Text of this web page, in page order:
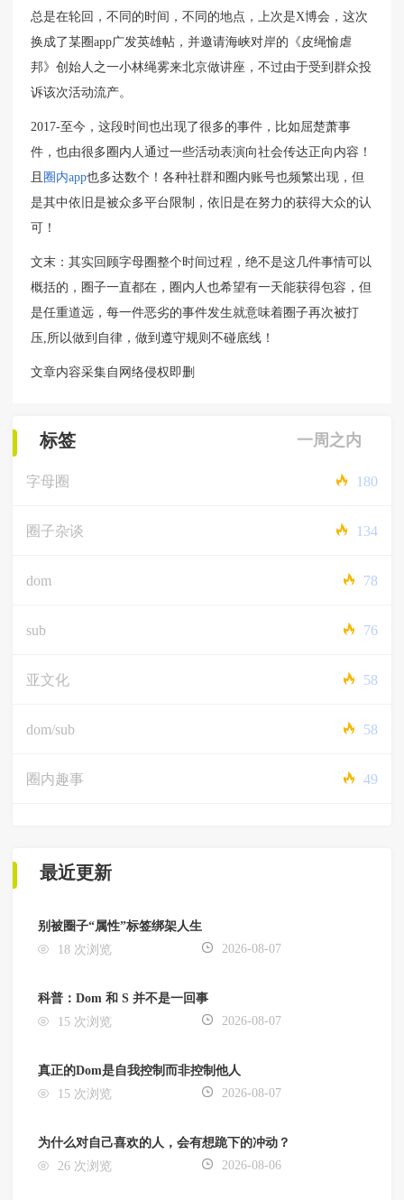
总是在轮回，不同的时间，不同的地点，上次是X博会，这次
换成了某圈app广发英雄帖，并邀请海峡对岸的《皮绳愉虐
邦》创始人之一小林绳雾来北京做讲座，不过由于受到群众投
诉该次活动流产。
2017-至今，这段时间也出现了很多的事件，比如屈楚萧事
件，也由很多圈内人通过一些活动表演向社会传达正向内容！
且 圈内app也多达数个！各种社群和圈内账号也频繁出现，但
是其中依旧是被众多平台限制，依旧是在努力的获得大众的认
可！
文末：其实回顾字母圈整个时间过程，绝不是这几件事情可以
概括的，圈子一直都在，圈内人也希望有一天能获得包容，但
是任重道远，每一件恶劣的事件发生就意味着圈子再次被打
压,所以做到自律，做到遵守规则不碰底线！
文章内容采集自网络侵权即删
标签 一周之内
字母圈 180
圈子杂谈 134
dom 78
sub 76
亚文化 58
dom/sub 58
圈内趣事 49
最近更新
别被圈子“属性”标签绑架人生
18 次浏览
2026-08-07
科普：Dom 和 S 并不是一回事
15 次浏览
2026-08-07
真正的Dom是自我控制而非控制他人
15 次浏览
2026-08-07
为什么对自己喜欢的人，会有想跪下的冲动？
26 次浏览
2026-08-06